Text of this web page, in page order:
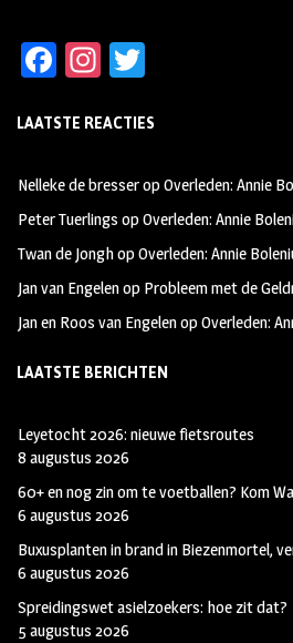
Fa
b
oo
k
In
ag
m
tt
LAATSTE REACTIES
Nelleke de bresseropOverleden: Annie
Peter Tuerlings opOverleden: Annie
Twan de JonghopOverleden: Annie
Jan van Engelenop Probleem met de
Jan en Roos van EngelenopOverleden:
LAATSTE BERICHTEN
Leyetocht 2026: nieuwe fietsroutes
8 augustus 2026
60+ en nog zin om te voetballen? Kom
6 augustus 2026
Buxusplanten in brand in Biezenmortel,
6 augustus 2026
Spreidingswet asielzoekers: hoe zit dat?
5 augustus 2026